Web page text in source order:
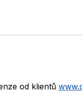
od klientů